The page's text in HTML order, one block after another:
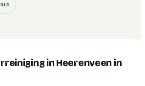
in Heerenveen in